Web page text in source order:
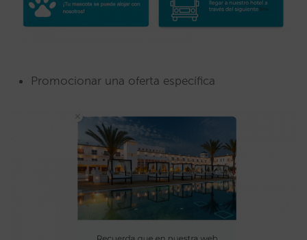
Promocionar una oferta específica